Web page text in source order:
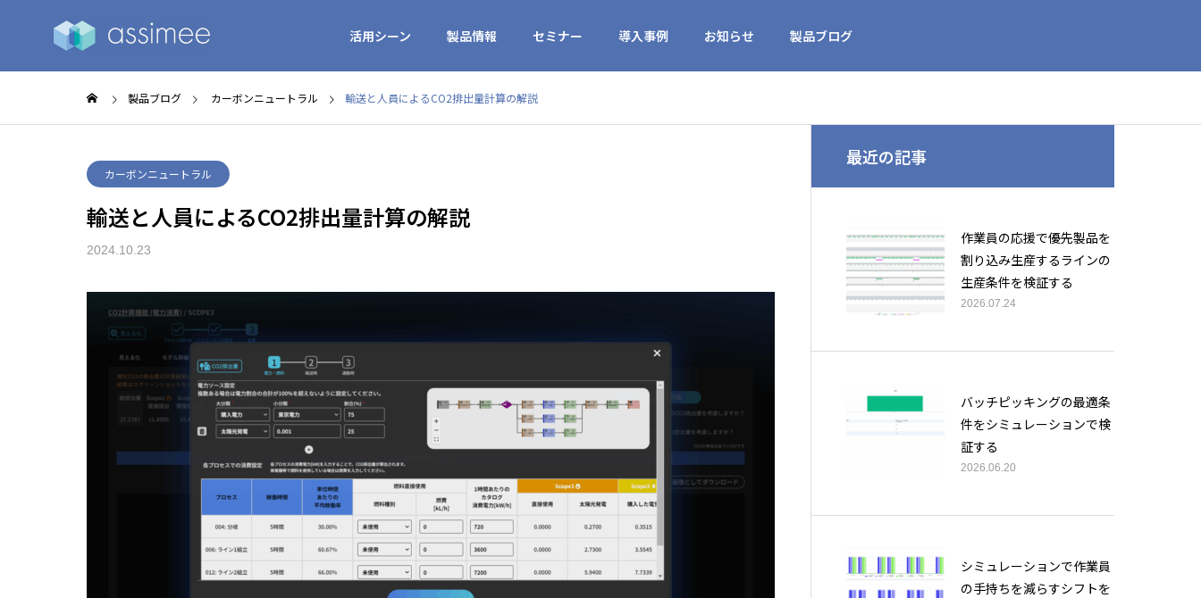
活用シーン 製品情報 セミナー 導入事例 お知らせ 製品ブログ
製品ブログ カーボンニュートラル 輸送と人員によるCO2排出量計算の解説
カーボンニュートラル
輸送と人員によるCO2排出量計算の解説
2024.10.23
最近の記事
作業員の応援で優先製品を
割り込み生産するラインの
生産条件を検証する
2026.07.24
バッチピッキングの最適条
件をシミュレーションで検
証する
2026.06.20
シミュレーションで作業員
の手持ちを減らすシフトを